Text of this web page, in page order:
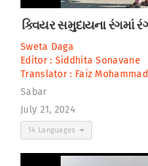
ક્વિયર સમુદાયના રંગમાં
Sweta Daga
Editor : Siddhita Sonavane
Translator : Faiz Mohammad
Sabar
July 21, 2024
14 Languages